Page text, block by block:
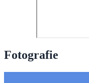
Fotografie